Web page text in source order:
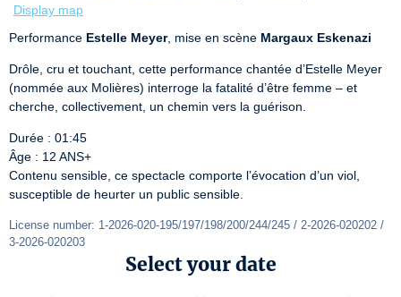
Display map
Performance Estelle Meyer, mise en scène Margaux Eskenazi
Drôle, cru et touchant, cette performance chantée d’Estelle Meyer
(nommée aux Molières) interroge la fatalité d’être femme – et
cherche, collectivement, un chemin vers la guérison.
Durée : 01:45
Âge : 12 ANS+
Contenu sensible, ce spectacle comporte l’évocation d’un viol,
susceptible de heurter un public sensible.
License number: 1-2026-020-195/197/198/200/244/245 / 2-2026-020202 /
3-2026-020203
Select your date